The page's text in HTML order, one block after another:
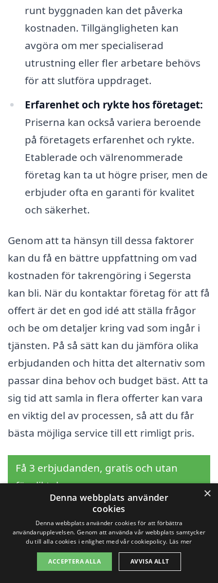
runt byggnaden kan det påverka
kostnaden. Tillgängligheten kan
avgöra om mer specialiserad
utrustning eller fler arbetare behövs
för att slutföra uppdraget.
Erfarenhet och rykte hos företaget:
Priserna kan också variera beroende
på företagets erfarenhet och rykte.
Etablerade och välrenommerade
företag kan ta ut högre priser, men de
erbjuder ofta en garanti för kvalitet
och säkerhet.
Genom att ta hänsyn till dessa faktorer
kan du få en bättre uppfattning om vad
kostnaden för takrengöring i Segersta
kan bli. När du kontaktar företag för att få
offert är det en god idé att ställa frågor
och be om detaljer kring vad som ingår i
tjänsten. På så sätt kan du jämföra olika
erbjudanden och hitta det alternativ som
passar dina behov och budget bäst. Att ta
sig tid att samla in flera offerter kan vara
en viktig del av processen, så att du får
bästa möjliga service till ett rimligt pris.
Få 3 erbjudanden, gratis och utan
förpliktelser
Sök efter en
professionell för
×
Denna webbplats använder
cookies
Denna webbplats använder cookies för att förbättra
användarupplevelsen. Genom att använda vår webbplats samtycker
du till alla cookies i enlighet med vår cookiepolicy. Läs mer
ACCEPTERA ALLA AVVISA ALLT